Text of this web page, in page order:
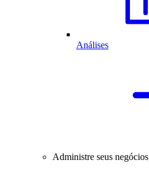
Análises
Administre seus negócios